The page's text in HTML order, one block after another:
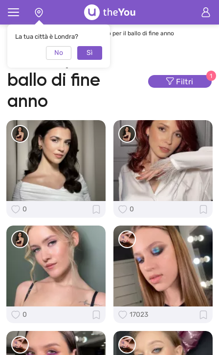
La tua città è Londra?
No Sì
Pagina principale Trucco Trucco per il ballo di fine anno
Trucco per il
ballo di fine
anno
Filtri
1
0 0
0 17023